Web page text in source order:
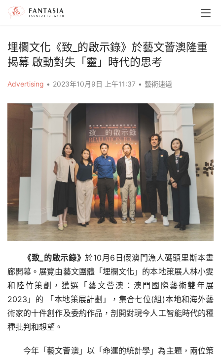
埋欄文化《致_的啟示錄》於藝文薈澳隆重
揭幕 啟動對失「靈」時代的思考
Advertising • 2023年10月9日 上午11:37 • 藝術速遞
《致_的啟示錄》於10月6日假澳門漁人碼頭里斯本畫
廊開幕。展覽由藝文團體「埋欄文化」的本地策展人林小雯
和陸竹策劃，獲選「藝文薈澳：澳門國際藝術雙年展
2023」的 「本地策展計劃」，集合七位(組)本地和海外藝
術家的十件創作及委約作品，剖開對現今人工智能時代的種
種批判和想望。
今年「藝文薈澳」以「命運的統計學」為主題，兩位策